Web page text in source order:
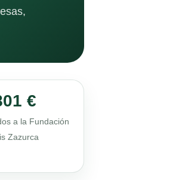
€
a la Fundación
Zazurca